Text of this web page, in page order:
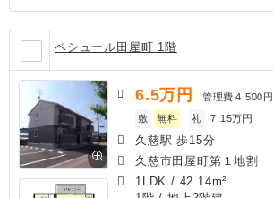
ペシュール田屋町 1階
6.5万円 管理費 4,500円
敷
無料 礼 7.15万円
久慈駅 歩15分
久慈市田屋町第１地割
1LDK / 42.14m²